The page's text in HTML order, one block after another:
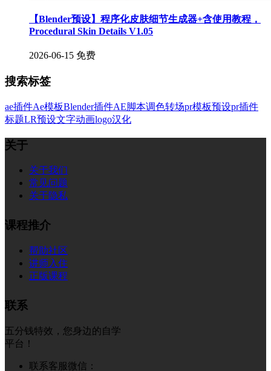
【Blender预设】程序化皮肤细节生成器+含使用教程，
Procedural Skin Details V1.05
2026-06-15 免费
搜索标签
ae插件Ae模板Blender插件AE脚本调色转场pr模板预设pr插件
标题LR预设文字动画logo汉化
关于
关于我们
常见问题
关于隐私
课程推介
帮助社区
讲师入住
正版课程
联系
五分钱特效，您身边的自学
平台！
联系客服微信：